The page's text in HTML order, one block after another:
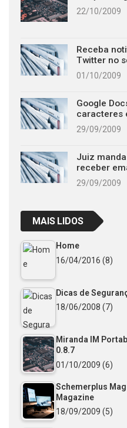
22/10/2009
Receba
Twitter no
01/10/2009
Google
caracteres
29/09/2009
Juiz
receber
29/09/2009
MAIS LIDOS
Home
16/04/2016 (8)
Dicas de
18/06/2008 (7)
Miranda IM
0.8.7
01/10/2009 (6)
Schemerplus
Magazine
18/09/2009 (5)